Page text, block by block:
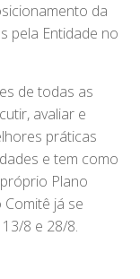
da
pela Entidade no
de todas as
avaliar e
práticas
e tem como
Plano
já se
8 e 28/8.